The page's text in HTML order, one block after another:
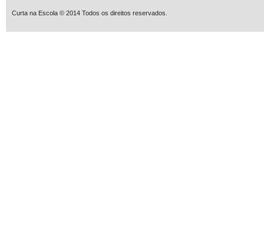
Curta na Escola © 2014 Todos os direitos reservados.